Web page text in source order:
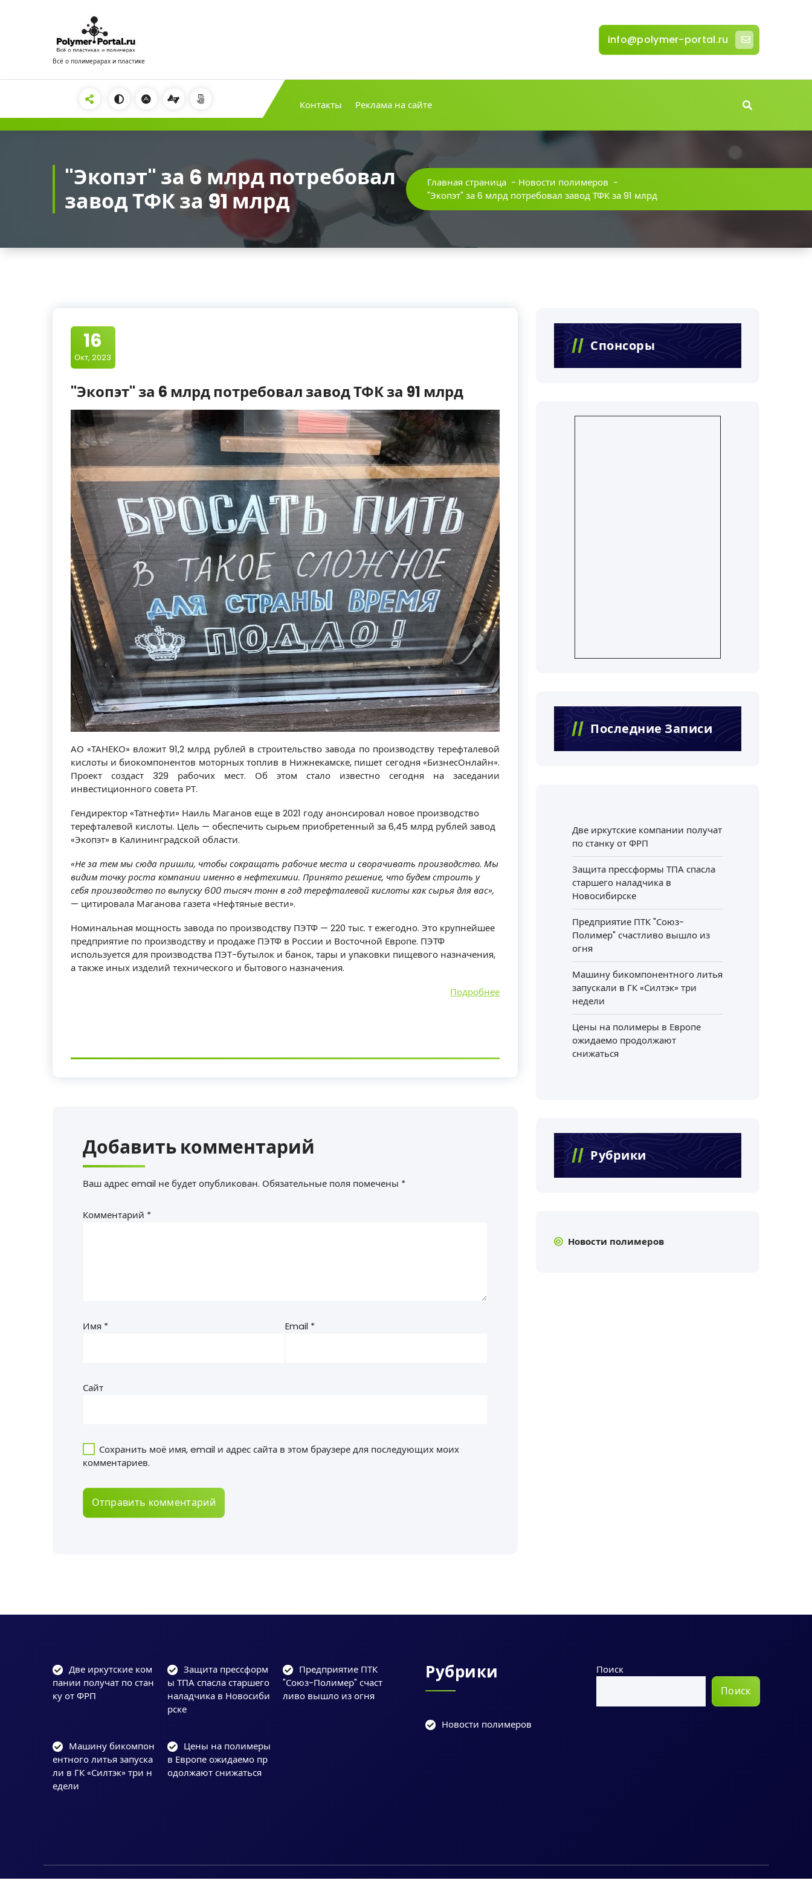
Всё о полимерарах и пластике
info@polymer-portal.ru
Контакты Реклама на сайте
"Экопэт" за 6 млрд потребовал
завод ТФК за 91 млрд
Главная страница - Новости полимеров -
"Экопэт" за 6 млрд потребовал завод ТФК за 91 млрд
16
Окт, 2023
"Экопэт" за 6 млрд потребовал завод ТФК за 91 млрд
АО «ТАНЕКО» вложит 91,2 млрд рублей в строительство завода по производству терефталевой
кислоты и биокомпонентов моторных топлив в Нижнекамске, пишет сегодня «БизнесОнлайн».
Проект создаст 329 рабочих мест. Об этом стало известно сегодня на заседании
инвестиционного совета РТ.
Гендиректор «Татнефти» Наиль Маганов еще в 2021 году анонсировал новое производство
терефталевой кислоты. Цель — обеспечить сырьем приобретенный за 6,45 млрд рублей завод
«Экопэт» в Калининградской области.
«Не за тем мы сюда пришли, чтобы сокращать рабочие мес­та и сворачивать производство. Мы
видим точку роста компании именно в нефтехимии. Принято решение, что будем строить у
себя производство по выпуску 600 тысяч тонн в год терефталевой кислоты как сырья для вас»,
— цитировала Маганова газета «Нефтяные вести».
Номинальная мощность завода по производству ПЭТФ — 220 тыс. т ежегодно. Это крупнейшее
предприятие по производству и продаже ПЭТФ в России и Восточной Европе. ПЭТФ
используется для производства ПЭТ-бутылок и банок, тары и упаковки пищевого назначения,
а также иных изделий технического и бытового назначения.
Подробнее
Добавить комментарий
Ваш адрес email не будет опубликован. Обязательные поля помечены *
Комментарий *
Имя * Email *
Сайт
Сохранить моё имя, email и адрес сайта в этом браузере для последующих моих
комментариев.
Спонсоры
Последние Записи
Две иркутские компании получат
по станку от ФРП
Защита прессформы ТПА спасла
старшего наладчика в
Новосибирске
Предприятие ПТК "Союз-
Полимер" счастливо вышло из
огня
Машину бикомпонентного литья
запускали в ГК «Силтэк» три
недели
Цены на полимеры в Европе
ожидаемо продолжают
снижаться
Рубрики
Новости полимеров
Две иркутские ком
пании получат по стан
ку от ФРП
Защита прессформ
ы ТПА спасла старшего
наладчика в Новосиби
рске
Предприятие ПТК
"Союз-Полимер" счаст
ливо вышло из огня
Машину бикомпон
ентного литья запуска
ли в ГК «Силтэк» три н
едели
Цены на полимеры
в Европе ожидаемо пр
одолжают снижаться
Рубрики
Новости полимеров
Поиск
Поиск